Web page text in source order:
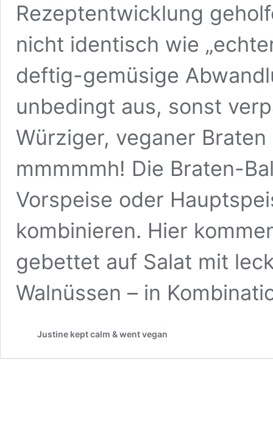
Rezeptentwicklung
nicht identisch wie
deftig-gemüsige
unbedingt aus, sonst
Würziger, veganer
mmmmmh! Die Braten-
Vorspeise oder
kombinieren. Hier
gebettet auf Salat mit
Walnüssen – in
Justine kept calm & went vegan